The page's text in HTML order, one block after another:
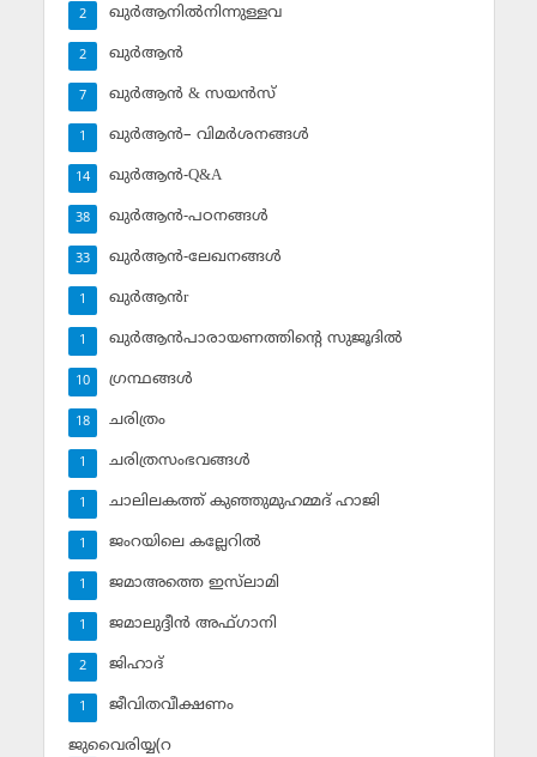
ഖുര്‍ആനില്‍നിന്നുള്ളവ
2
ഖുര്‍ആന്‍
2
ഖുര്‍ആന്‍ & സയന്‍സ്‌
7
ഖുര്‍ആന്‍– വിമര്‍ശനങ്ങള്‍
1
ഖുര്‍ആന്‍-Q&A
14
ഖുര്‍ആന്‍-പഠനങ്ങള്‍
38
ഖുര്‍ആന്‍-ലേഖനങ്ങള്‍
33
ഖുര്‍ആന്‍r
1
ഖുര്‍ആന്‍പാരായണത്തിന്റെ സുജൂദില്‍
1
ഗ്രന്ഥങ്ങള്‍
10
ചരിത്രം
18
ചരിത്രസംഭവങ്ങള്‍
1
ചാലിലകത്ത് കുഞ്ഞുമുഹമ്മദ് ഹാജി
1
ജംറയിലെ കല്ലേറില്‍
1
ജമാഅത്തെ ഇസ്‌ലാമി
1
ജമാലുദ്ദീന്‍ അഫ്ഗാനി
1
ജിഹാദ്‌
2
ജീവിതവീക്ഷണം
1
ജുവൈരിയ്യ(റ